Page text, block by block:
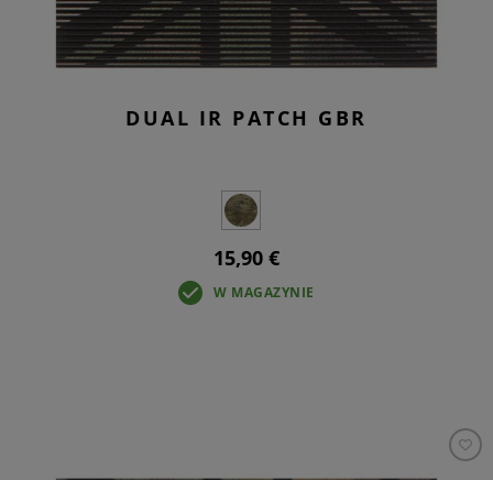
DUAL IR PATCH GBR
15,90 €
W MAGAZYNIE